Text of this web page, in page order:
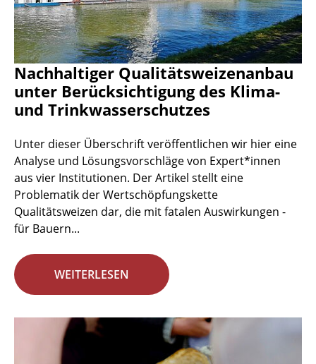
Nachhaltiger Qualitätsweizenanbau
unter Berücksichtigung des Klima-
und Trinkwasserschutzes
Unter dieser Überschrift veröffentlichen wir hier eine
Analyse und Lösungsvorschläge von Expert*innen
aus vier Institutionen. Der Artikel stellt eine
Problematik der Wertschöpfungskette
Qualitätsweizen dar, die mit fatalen Auswirkungen -
für Bauern...
WEITERLESEN